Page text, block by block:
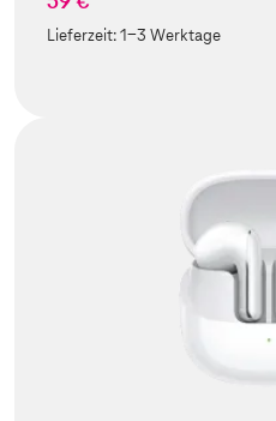
Lieferzeit:1-3 Werktage